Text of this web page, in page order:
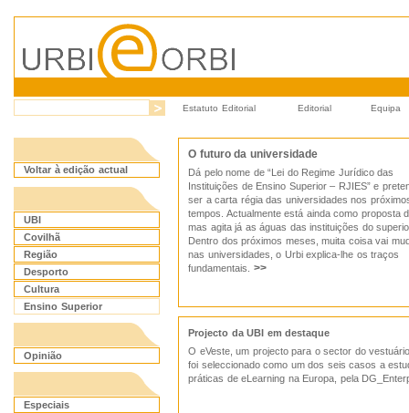
Estatuto Editorial Editorial Equipa
Voltar à edição actual
UBI
Covilhã
Região
Desporto
Cultura
Ensino Superior
Opinião
Especiais
O futuro da universidade
Dá pelo nome de “Lei do Regime Jurídico das
Instituições de Ensino Superior – RJIES” e
ser a carta régia das universidades nos
tempos. Actualmente está ainda como proposta
mas agita já as águas das instituições do
Dentro dos próximos meses, muita coisa vai
nas universidades, o Urbi explica-lhe os traços
fundamentais. >>
Projecto da UBI em destaque
O eVeste, um projecto para o sector do
foi seleccionado como um dos seis casos a
práticas de eLearning na Europa, pela